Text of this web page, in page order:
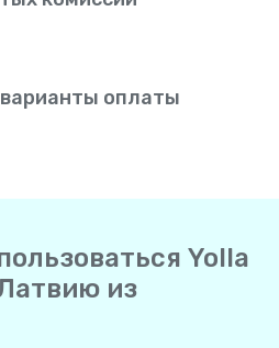
оплаты
Yolla
из